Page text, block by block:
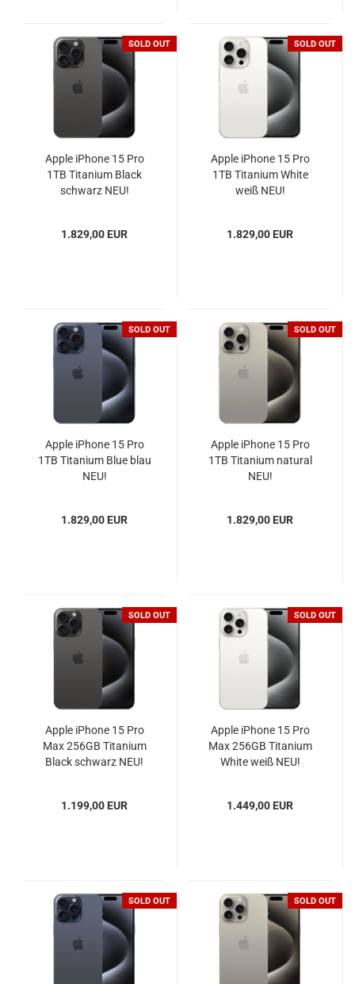
SOLD OUT
Apple iPhone 15 Pro
1TB Titanium Black
schwarz NEU!
1.829,00 EUR
SOLD OUT
Apple iPhone 15 Pro
1TB Titanium White
weiß NEU!
1.829,00 EUR
SOLD OUT
Apple iPhone 15 Pro
1TB Titanium Blue blau
NEU!
1.829,00 EUR
SOLD OUT
Apple iPhone 15 Pro
1TB Titanium natural
NEU!
1.829,00 EUR
SOLD OUT
Apple iPhone 15 Pro
Max 256GB Titanium
Black schwarz NEU!
1.199,00 EUR
SOLD OUT
Apple iPhone 15 Pro
Max 256GB Titanium
White weiß NEU!
1.449,00 EUR
SOLD OUT SOLD OUT